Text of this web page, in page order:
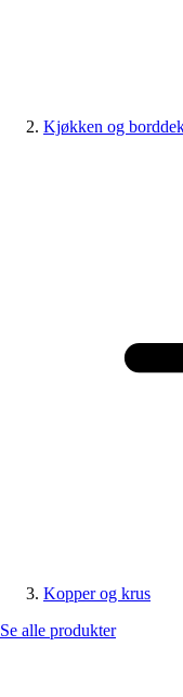
Kjøkken og
Kopper og krus
Se alle produkter